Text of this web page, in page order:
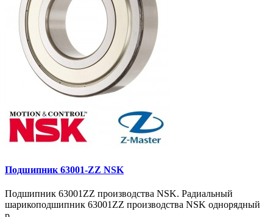
Подшипник 63001-ZZ NSK
Подшипник 63001ZZ производства NSK. Радиальный
шарикоподшипник 63001ZZ производства NSK однорядный